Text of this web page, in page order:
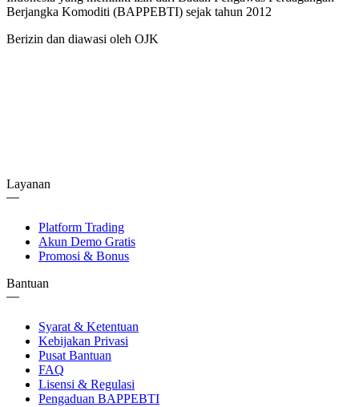
Berjangka Komoditi (BAPPEBTI) sejak tahun 2012
Berizin dan diawasi oleh OJK
Layanan
Platform Trading
Akun Demo Gratis
Promosi & Bonus
Bantuan
Syarat & Ketentuan
Kebijakan Privasi
Pusat Bantuan
FAQ
Lisensi & Regulasi
Pengaduan BAPPEBTI